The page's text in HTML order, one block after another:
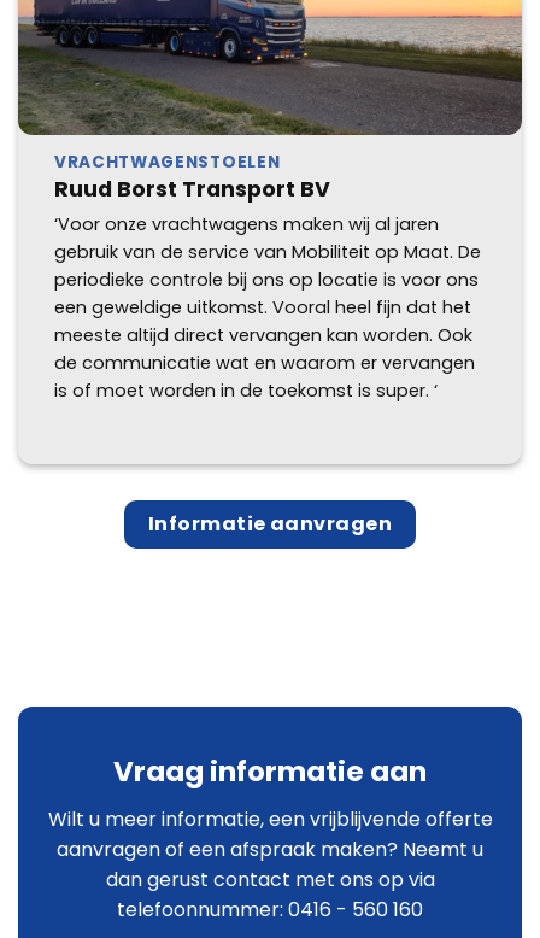
VRACHTWAGENSTOELEN
Ruud Borst Transport BV
‘Voor onze vrachtwagens maken wij al jaren
gebruik van de service van Mobiliteit op Maat. De
periodieke controle bij ons op locatie is voor ons
een geweldige uitkomst. Vooral heel fijn dat het
meeste altijd direct vervangen kan worden. Ook
de communicatie wat en waarom er vervangen
is of moet worden in de toekomst is super. ‘
Informatie aanvragen
Vraag informatie aan
Wilt u meer informatie, een vrijblijvende offerte
aanvragen of een afspraak maken? Neemt u
dan gerust contact met ons op via
telefoonnummer: 0416 - 560 160